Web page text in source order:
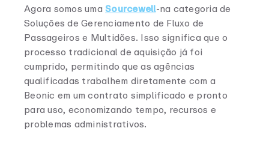
Agora somos uma Sourcewell-na categoria de
Soluções de Gerenciamento de Fluxo de
Passageiros e Multidões. Isso significa que o
processo tradicional de aquisição já foi
cumprido, permitindo que as agências
qualificadas trabalhem diretamente com a
Beonic em um contrato simplificado e pronto
para uso, economizando tempo, recursos e
problemas administrativos.